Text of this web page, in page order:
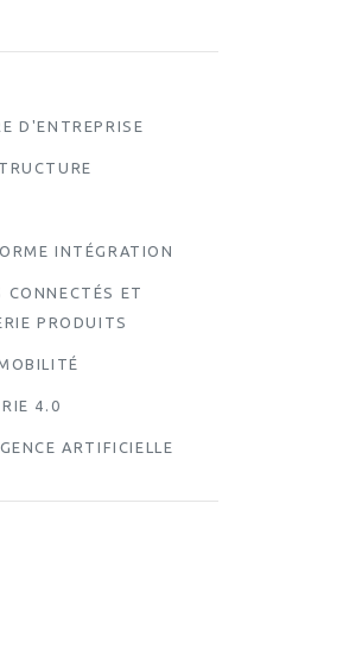
D'ENTREPRISE
INTÉGRATION
CONNECTÉS ET
PRODUITS
4.0
ARTIFICIELLE